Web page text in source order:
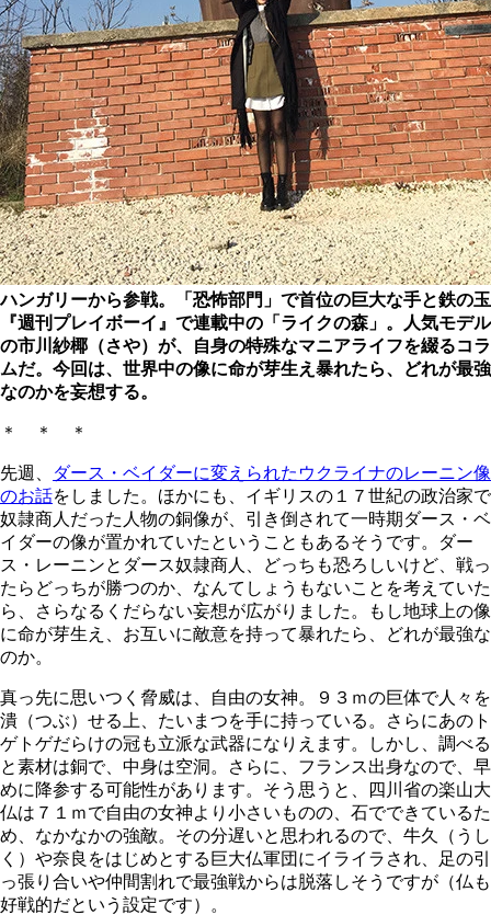
ハンガリーから参戦。「恐怖部門」で首位の巨大な手と鉄の玉
『週刊プレイボーイ』で連載中の「ライクの森」。人気モデル
の市川紗椰（さや）が、自身の特殊なマニアライフを綴るコラ
ムだ。今回は、世界中の像に命が芽生え暴れたら、どれが最強
なのかを妄想する。
＊ ＊ ＊
先週、
ダース・ベイダーに変えられたウクライナのレーニン像
のお話をしました。ほかにも、イギリスの１７世紀の政治家で
奴隷商人だった人物の銅像が、引き倒されて一時期ダース・ベ
イダーの像が置かれていたということもあるそうです。ダー
ス・レーニンとダース奴隷商人、どっちも恐ろしいけど、戦っ
たらどっちが勝つのか、なんてしょうもないことを考えていた
ら、さらなるくだらない妄想が広がりました。もし地球上の像
に命が芽生え、お互いに敵意を持って暴れたら、どれが最強な
のか。
真っ先に思いつく脅威は、自由の女神。９３ｍの巨体で人々を
潰（つぶ）せる上、たいまつを手に持っている。さらにあのト
ゲトゲだらけの冠も立派な武器になりえます。しかし、調べる
と素材は銅で、中身は空洞。さらに、フランス出身なので、早
めに降参する可能性があります。そう思うと、四川省の楽山大
仏は７１ｍで自由の女神より小さいものの、石でできているた
め、なかなかの強敵。その分遅いと思われるので、牛久（うし
く）や奈良をはじめとする巨大仏軍団にイライラされ、足の引
っ張り合いや仲間割れで最強戦からは脱落しそうですが（仏も
好戦的だという設定です）。